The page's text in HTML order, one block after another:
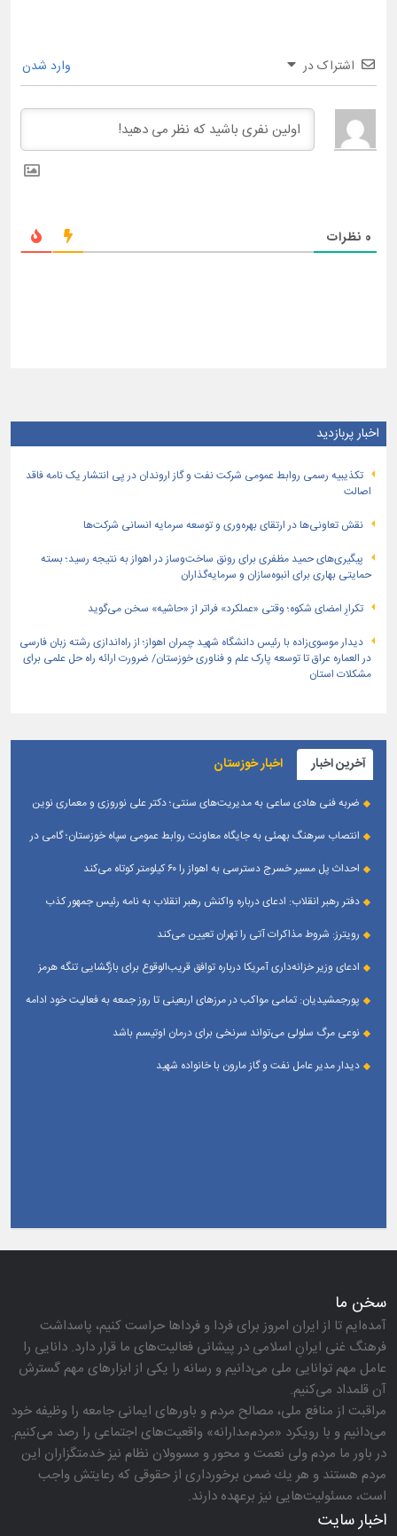
اشتراک در وارد شدن
0 نظرات
اخبار پربازدید
تكذیبیه رسمی روابط عمومی شركت نفت و گاز اروندان در پی انتشار یک نامه فاقد
اصالت
نقش تعاونی‌ها در ارتقای بهره‌وری و توسعه سرمایه انسانی شرکت‌ها
پیگیری‌های حمید مظفری برای رونق ساخت‌وساز در اهواز به نتیجه رسید؛ بسته
حمایتی بهاری برای انبوه‌سازان و سرمایه‌گذاران
تکرارِ امضای شکوه؛ وقتی «عملکرد» فراتر از «حاشیه» سخن می‌گوید
دیدار موسوی‌زاده با رئیس دانشگاه شهید چمران اهواز؛ از راه‌اندازی رشته زبان فارسی
در العماره عراق تا توسعه پارک علم و فناوری خوزستان/ ضرورت ارائه راه حل علمی برای
مشکلات استان
آخرین اخبار اخبار خوزستان
ضربه فنی هادی ساعی به مدیریت‌های سنتی؛ دکتر علی نوروزی و معماری نوین
انتصاب سرهنگ بهمئی به جایگاه معاونت روابط عمومی سپاه خوزستان؛ گامی در
احداث پل مسیر خسرج دسترسی به اهواز را ۶۰ کیلومتر کوتاه می‌کند
دفتر رهبر انقلاب: ادعای درباره واکنش رهبر انقلاب به نامه رئیس جمهور کذب
رویترز: شروط مذاکرات آتی را تهران تعیین می‌کند
ادعای وزیر خزانه‌داری آمریکا درباره توافق قریب‌الوقوع برای بازگشایی تنگه هرمز
پورجمشیدیان: تمامی مواکب در مرزهای اربعینی تا روز جمعه به فعالیت خود ادامه
نوعی مرگ سلولی می‌تواند سرنخی برای درمان اوتیسم باشد
دیدار مدیر عامل نفت و گاز مارون با خانواده شهید
سخن ما
آمده‌ایم تا از ایران امروز برای فردا و فرداها حراست كنیم، پاسداشت
فرهنگ غنی ایرانِ اسلامی در پیشانی فعالیت‌های ما قرار دارد. دانایی را
عامل مهم توانایی ملی می‌دانیم و رسانه را یكی از ابزارهای مهم گسترش
آن قلمداد می‌كنیم.
مراقبت از منافع ملی، مصالح مردم و باورهای ایمانی جامعه را وظیفه خود
می‌دانیم و با رویكرد «مردم‌مدارانه‌» واقعیت‌های اجتماعی را رصد می‌كنیم.
در باور ما مردم ولی نعمت و محور و مسوولان نظام نیز خدمتگزاران این
مردم هستند و هر یك ضمن برخورداری از حقوقی كه رعایتش واجب
است، مسئولیت‌هایی نیز برعهده دارند.
اخبار سایت